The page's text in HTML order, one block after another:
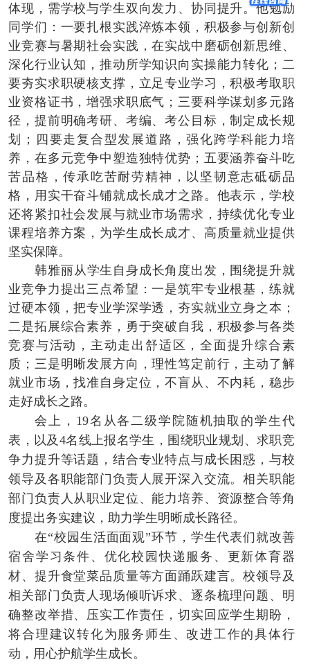
体现，需学校与学生双向发力、协同提升。他勉励
同学们：一要扎根实践淬炼本领，积极参与创新创
业竞赛与暑期社会实践，在实战中磨砺创新思维、
深化行业认知，推动所学知识向实操能力转化；二
要夯实求职硬核支撑，立足专业学习，积极考取职
业资格证书，增强求职底气；三要科学谋划多元路
径，提前明确考研、考编、考公目标，制定成长规
划；四要走复合型发展道路，强化跨学科能力培
养，在多元竞争中塑造独特优势；五要涵养奋斗吃
苦品格，传承吃苦耐劳精神，以坚韧意志砥砺品
格，用实干奋斗铺就成长成才之路。他表示，学校
还将紧扣社会发展与就业市场需求，持续优化专业
课程培养方案，为学生成长成才、高质量就业提供
坚实保障。
韩雅丽从学生自身成长角度出发，围绕提升就
业竞争力提出三点希望：一是筑牢专业根基，练就
过硬本领，把专业学深学透，夯实就业立身之本；
二是拓展综合素养，勇于突破自我，积极参与各类
竞赛与活动，主动走出舒适区，全面提升综合素
质；三是明晰发展方向，理性笃定前行，主动了解
就业市场，找准自身定位，不盲从、不内耗，稳步
走好成长之路。
会上， 19名从各二级学院随机抽取的学生代
表，以及4名线上报名学生，围绕职业规划、求职竞
争力提升等话题，结合专业特点与成长困惑，与校
领导及各职能部门负责人展开深入交流。相关职能
部门负责人从职业定位、能力培养、资源整合等角
度提出务实建议，助力学生明晰成长路径。
在“校园生活面面观”环节，学生代表们就改善
宿舍学习条件、优化校园快递服务、更新体育器
材、提升食堂菜品质量等方面踊跃建言。校领导及
相关部门负责人现场倾听诉求、逐条梳理问题、明
确整改举措、压实工作责任，切实回应学生期盼，
将合理建议转化为服务师生、改进工作的具体行
动，用心护航学生成长。